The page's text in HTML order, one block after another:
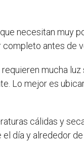
necesitan muy
antes de
mucha
Lo mejor es
cálidas y
día y alrededor